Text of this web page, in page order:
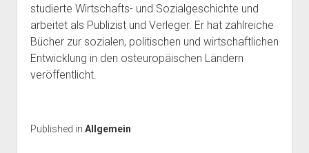
studierte Wirtschafts- und Sozialgeschichte und
arbeitet als Publizist und Verleger. Er hat zahlreiche
Bücher zur sozialen, politischen und wirtschaftlichen
Entwicklung in den osteuropäischen Ländern
veröffentlicht.
Published in Allgemein